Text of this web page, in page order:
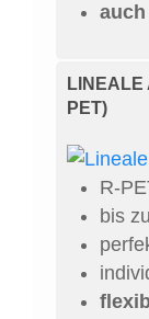
auch
LINEALE
PET)
R-
bis